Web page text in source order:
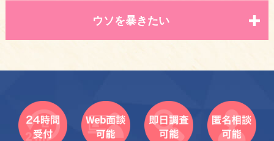
ウソを暴きたい